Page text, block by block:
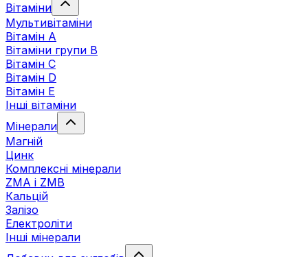
Вітаміни
Мультивітаміни
Вітамін А
Вітаміни групи В
Вітамін C
Вітамін D
Вітамін Е
Інші вітаміни
Мінерали
Магній
Цинк
Комплексні мінерали
ZMA і ZMB
Кальцій
Залізо
Електроліти
Інші мінерали